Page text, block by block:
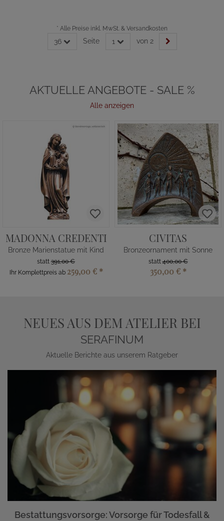
* Alle Preise inkl. MwSt. & Versandkosten
36 Seite 1 von 2
AKTUELLE ANGEBOTE - SALE %
Alle anzeigen
MADONNA CREDENTI
Bronze Marienstatue mit Kind
statt 391,00 €
Ihr Komplettpreis ab 259,00 € *
CIVITAS
Bronzeornament mit Sonne
statt400,00 €
350,00 € *
NEUES AUS DEM ATELIER BEI
SERAFINUM
Aktuelle Berichte aus unserem Ratgeber
Bestattungsvorsorge: Vorsorge für Todesfall &